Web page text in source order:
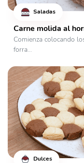
Saladas
Carne molida al
Comienza colocando
forra...
Dulces